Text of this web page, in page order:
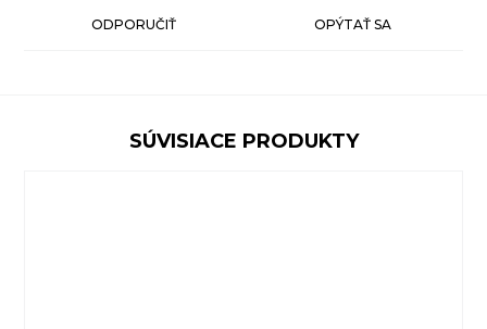
ODPORUČIŤ OPÝTAŤ SA
SÚVISIACE PRODUKTY